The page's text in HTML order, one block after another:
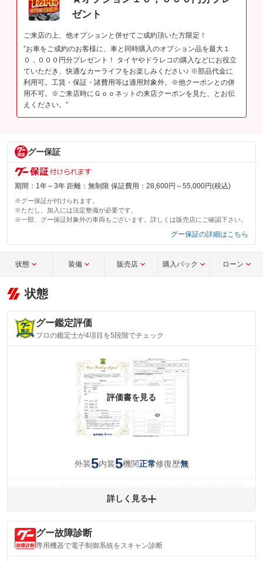
ゼント
ご来店の上、他オプションと併せてご成約頂いた方限定！
”お車をご成約のお客様に、車と同時購入のオプション品を最大１
０，０００円分プレゼント！ タイヤやドラレコの購入などにお役立
ていただき、快適なカーライフをお楽しみください♪ ※部品代金に
利用可。工賃・保証・諸費用等は適用対象外。※他クーポンとの併
用不可。※ご来店時にＧｏｏネットの来店クーポンを見た、とお伝
えください。”
グー保証
期間：1年～3年 距離：無制限 保証費用：28,600円～55,000円(税込)
※グー保証が付けられます。
※ただし、加入には法定整備が必要です。
※一部、グー保証対象外の車両もございます。詳しくは販売店にご確認下さい。
グー保証の詳細はこちら
状態 装備 販売店 購入パック ローン
状態
グー鑑定評価
プロの鑑定士が4項目を5段階でチェック
評価書を見る
外装5内装5機関正常修復歴無
みですが、 小さなキズやヘコミが残っている場合もありま
内装
(内装状態)
気になる汚れ等がない綺麗な室内を保っています。
詳しく見る
グー故障診断
専用機器で電子制御系統をスキャン診断